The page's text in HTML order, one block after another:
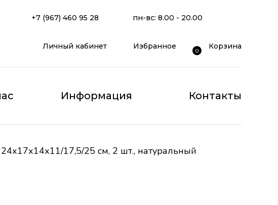
+7 (967) 460 95 28 пн-вс: 8.00 - 20.00
Личный кабинет Избранное
0
Корзина
Информация Контакты
17,5/25 см, 2 шт., натуральный